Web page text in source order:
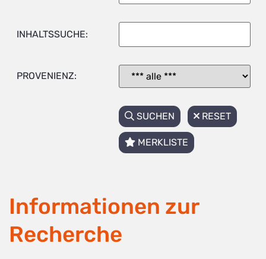
INHALTSSUCHE:
PROVENIENZ:
SUCHEN RESET
MERKLISTE
Informationen zur
Recherche